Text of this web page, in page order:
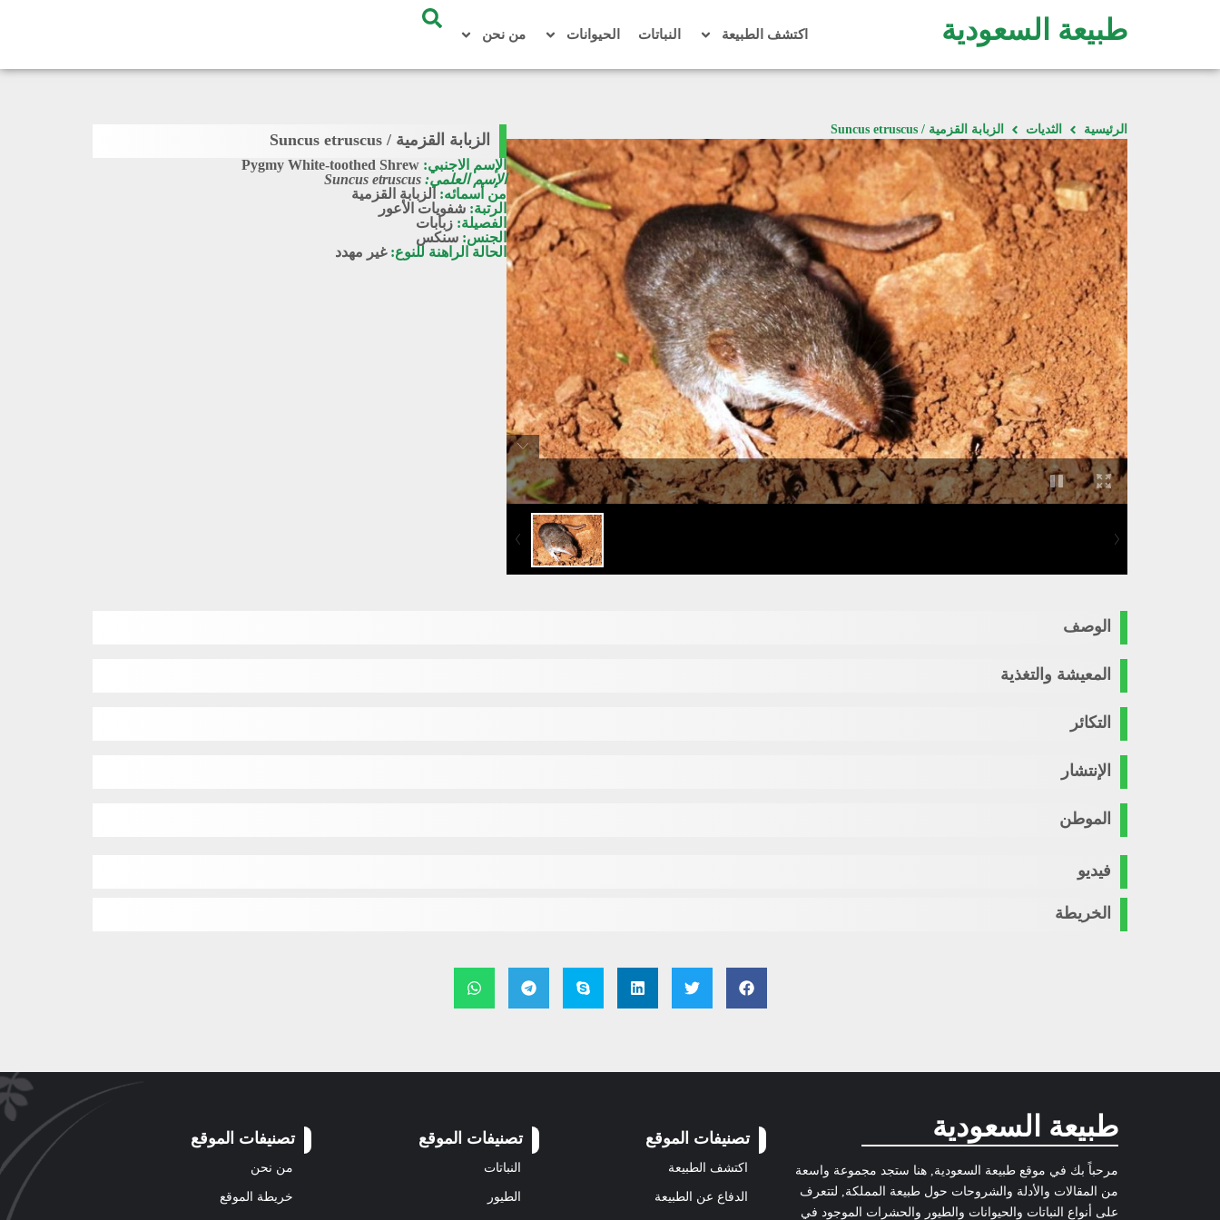
طبيعة السعودية اكتشف الطبيعة النباتات الحيوانات من نحن
الرئيسية الثديات الزبابة القزمية / Suncus etruscus
الزبابة القزمية / Suncus etruscus
الإسم الاجنبي: Pygmy White-toothed Shrew
الإسم العلمي: Suncus etruscus
من أسمائه: الزبابة القزمية
الرتبة: شفويات الأعور
الفصيلة: زبابات
الجنس: سنكس
الحالة الراهنة للنوع:غير مهدد
الوصف
المعيشة والتغذية
التكائر
الإنتشار
الموطن
فيديو
الخريطة
طبيعة السعودية
مرحباً بك في موقع طبيعة السعودية, هنا ستجد مجموعة واسعة
من المقالات والأدلة والشروحات حول طبيعة المملكة, لتتعرف
على أنواع النباتات والحيوانات والطيور والحشرات الموجود في
تصنيفات الموقع
اكتشف الطبيعة
الدفاع عن الطبيعة
تصنيفات الموقع
النباتات
الطيور
تصنيفات الموقع
من نحن
خريطة الموقع